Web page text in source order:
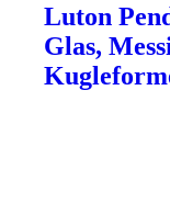
Luton
Glas,